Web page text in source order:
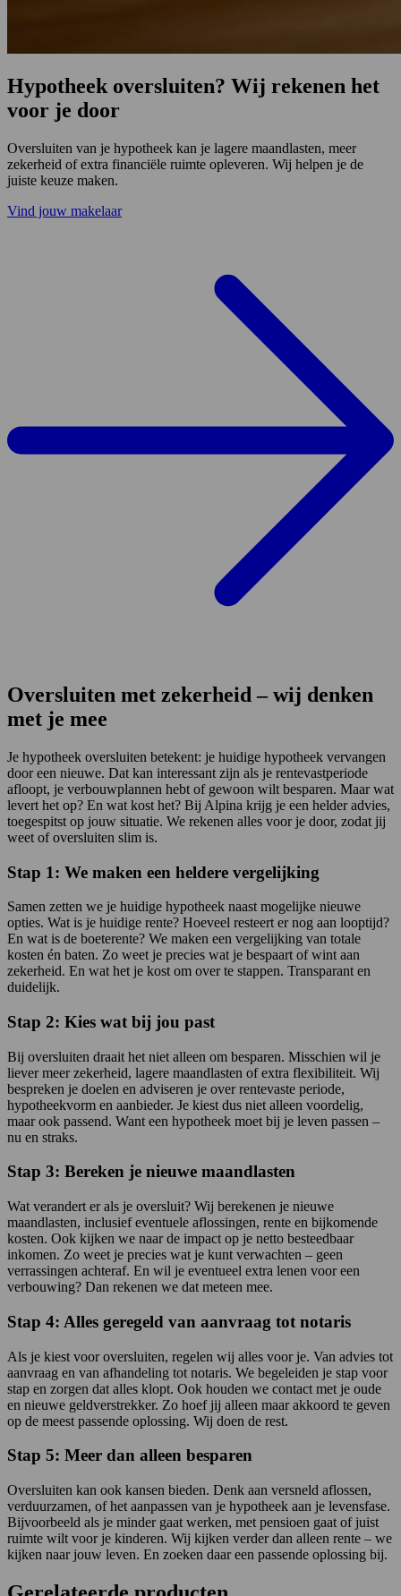
Hypotheek oversluiten? Wij rekenen het
voor je door
Oversluiten van je hypotheek kan je lagere maandlasten, meer
zekerheid of extra financiële ruimte opleveren. Wij helpen je de
juiste keuze maken.
Vind jouw makelaar
Oversluiten met zekerheid – wij denken
met je mee
Je hypotheek oversluiten betekent: je huidige hypotheek vervangen
door een nieuwe. Dat kan interessant zijn als je rentevastperiode
afloopt, je verbouwplannen hebt of gewoon wilt besparen. Maar wat
levert het op? En wat kost het? Bij Alpina krijg je een helder advies,
toegespitst op jouw situatie. We rekenen alles voor je door, zodat jij
weet of oversluiten slim is.
Stap 1: We maken een heldere vergelijking
Samen zetten we je huidige hypotheek naast mogelijke nieuwe
opties. Wat is je huidige rente? Hoeveel resteert er nog aan looptijd?
En wat is de boeterente? We maken een vergelijking van totale
kosten én baten. Zo weet je precies wat je bespaart of wint aan
zekerheid. En wat het je kost om over te stappen. Transparant en
duidelijk.
Stap 2: Kies wat bij jou past
Bij oversluiten draait het niet alleen om besparen. Misschien wil je
liever meer zekerheid, lagere maandlasten of extra flexibiliteit. Wij
bespreken je doelen en adviseren je over rentevaste periode,
hypotheekvorm en aanbieder. Je kiest dus niet alleen voordelig,
maar ook passend. Want een hypotheek moet bij je leven passen –
nu en straks.
Stap 3: Bereken je nieuwe maandlasten
Wat verandert er als je oversluit? Wij berekenen je nieuwe
maandlasten, inclusief eventuele aflossingen, rente en bijkomende
kosten. Ook kijken we naar de impact op je netto besteedbaar
inkomen. Zo weet je precies wat je kunt verwachten – geen
verrassingen achteraf. En wil je eventueel extra lenen voor een
verbouwing? Dan rekenen we dat meteen mee.
Stap 4: Alles geregeld van aanvraag tot notaris
Als je kiest voor oversluiten, regelen wij alles voor je. Van advies tot
aanvraag en van afhandeling tot notaris. We begeleiden je stap voor
stap en zorgen dat alles klopt. Ook houden we contact met je oude
en nieuwe geldverstrekker. Zo hoef jij alleen maar akkoord te geven
op de meest passende oplossing. Wij doen de rest.
Stap 5: Meer dan alleen besparen
Oversluiten kan ook kansen bieden. Denk aan versneld aflossen,
verduurzamen, of het aanpassen van je hypotheek aan je levensfase.
Bijvoorbeeld als je minder gaat werken, met pensioen gaat of juist
ruimte wilt voor je kinderen. Wij kijken verder dan alleen rente – we
kijken naar jouw leven. En zoeken daar een passende oplossing bij.